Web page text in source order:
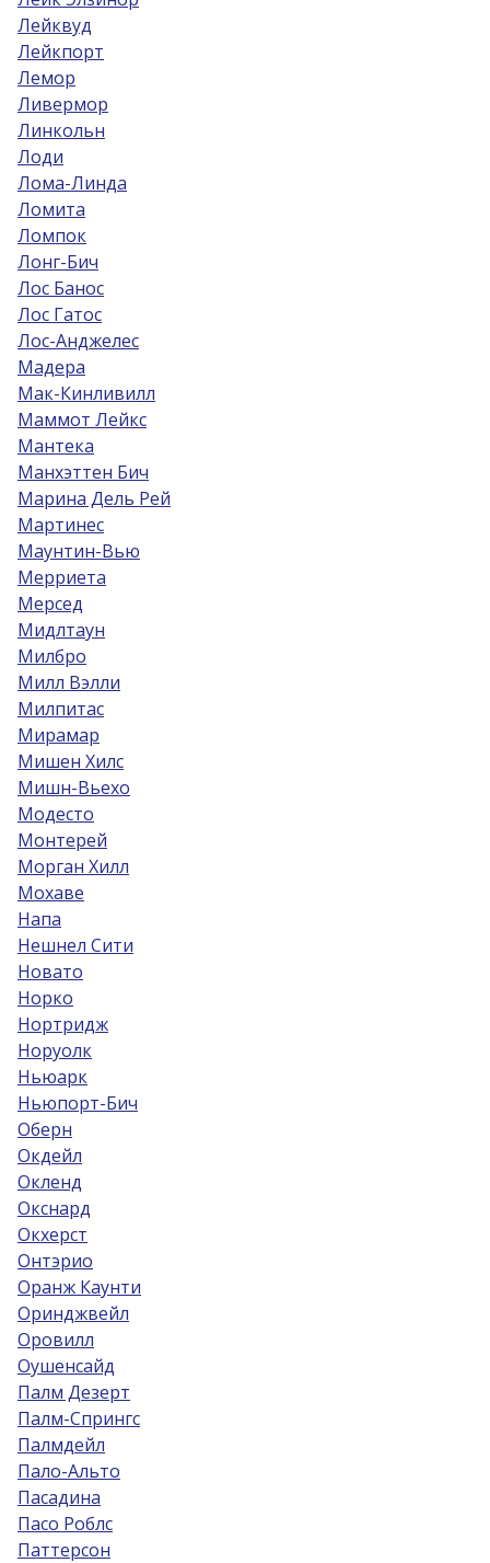
Лейквуд
Лейкпорт
Лемор
Ливермор
Линкольн
Лоди
Лома-Линда
Ломита
Ломпок
Лонг-Бич
Лос Банос
Лос Гатос
Лос-Анджелес
Мадера
Мак-Кинливилл
Маммот Лейкс
Мантека
Манхэттен Бич
Марина Дель Рей
Мартинес
Маунтин-Вью
Мерриета
Мерсед
Мидлтаун
Милбро
Милл Вэлли
Милпитас
Мирамар
Мишен Хилс
Мишн-Вьехо
Модесто
Монтерей
Морган Хилл
Мохаве
Напа
Нешнел Сити
Новато
Норко
Нортридж
Норуолк
Ньюарк
Ньюпорт-Бич
Оберн
Окдейл
Окленд
Окснард
Окхерст
Онтэрио
Оранж Каунти
Оринджвейл
Оровилл
Оушенсайд
Палм Дезерт
Палм-Спрингс
Палмдейл
Пало-Альто
Пасадина
Пасо Роблс
Паттерсон